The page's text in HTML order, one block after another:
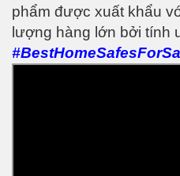
phẩm được xuất khẩu
lượng hàng lớn bởi tính